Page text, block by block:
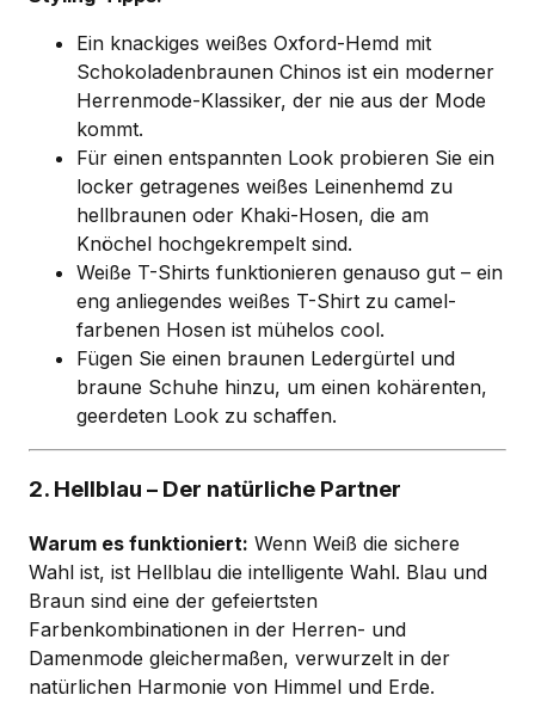
Ein knackiges weißes Oxford-Hemd mit
Schokoladenbraunen Chinos ist ein moderner
Herrenmode-Klassiker, der nie aus der Mode
kommt.
Für einen entspannten Look probieren Sie ein
locker getragenes weißes Leinenhemd zu
hellbraunen oder Khaki-Hosen, die am
Knöchel hochgekrempelt sind.
Weiße T-Shirts funktionieren genauso gut – ein
eng anliegendes weißes T-Shirt zu camel-
farbenen Hosen ist mühelos cool.
Fügen Sie einen braunen Ledergürtel und
braune Schuhe hinzu, um einen kohärenten,
geerdeten Look zu schaffen.
2. Hellblau – Der natürliche Partner
Warum es funktioniert: Wenn Weiß die sichere
Wahl ist, ist Hellblau die intelligente Wahl. Blau und
Braun sind eine der gefeiertsten
Farbenkombinationen in der Herren- und
Damenmode gleichermaßen, verwurzelt in der
natürlichen Harmonie von Himmel und Erde.